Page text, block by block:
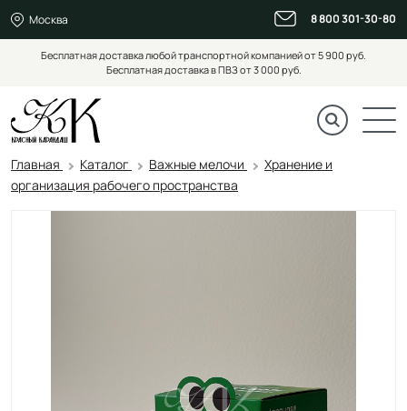
Москва 8 800 301-30-80
Бесплатная доставка любой транспортной компанией от 5 900 руб.
Бесплатная доставка в ПВЗ от 3 000 руб.
Главная Каталог Важные мелочи
Хранение и
организация рабочего пространства